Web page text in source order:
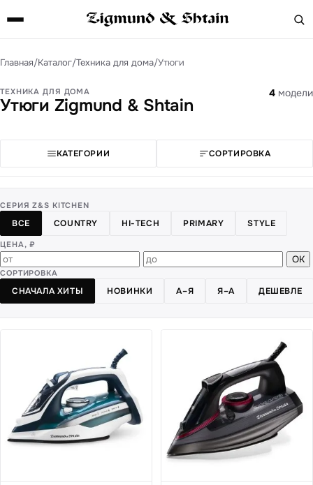
Главная/Каталог/Техника для дома/Утюги
ТЕХНИКА ДЛЯ ДОМА
Утюги Zigmund & Shtain
4 модели
КАТЕГОРИИ СОРТИРОВКА
СЕРИЯ Z&S KITCHEN
ВСЕ COUNTRY HI-TECH PRIMARY STYLE
ЦЕНА, ₽
ОК
СОРТИРОВКА
СНАЧАЛА ХИТЫ НОВИНКИ А–Я Я–А ДЕШЕВЛЕ